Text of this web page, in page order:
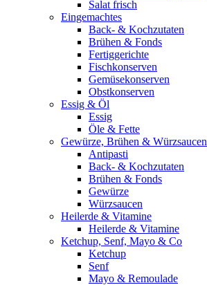
Salat frisch
Eingemachtes
Back- & Kochzutaten
Brühen & Fonds
Fertiggerichte
Fischkonserven
Gemüsekonserven
Obstkonserven
Essig & Öl
Essig
Öle & Fette
Gewürze, Brühen & Würzsaucen
Antipasti
Back- & Kochzutaten
Brühen & Fonds
Gewürze
Würzsaucen
Heilerde & Vitamine
Heilerde & Vitamine
Ketchup, Senf, Mayo & Co
Ketchup
Senf
Mayo & Remoulade